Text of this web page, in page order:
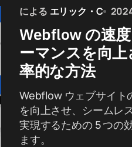
による エリック・C
Webflow の速
ーマンスを向
率的な方法
Webflow ウェブサイト
を向上させ、シームレ
実現するための 5 つの
ます。